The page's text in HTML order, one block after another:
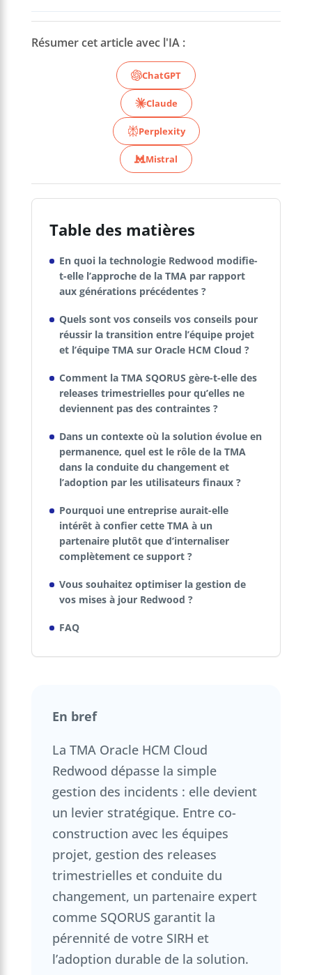
Résumer cet article avec l'IA :
ChatGPT
Claude
Perplexity
Mistral
Table des matières
En quoi la technologie Redwood modifie-
t-elle l’approche de la TMA par rapport
aux générations précédentes ?
Quels sont vos conseils vos conseils pour
réussir la transition entre l’équipe projet
et l’équipe TMA sur Oracle HCM Cloud ?
Comment la TMA SQORUS gère-t-elle des
releases trimestrielles pour qu’elles ne
deviennent pas des contraintes ?
Dans un contexte où la solution évolue en
permanence, quel est le rôle de la TMA
dans la conduite du changement et
l’adoption par les utilisateurs finaux ?
Pourquoi une entreprise aurait-elle
intérêt à confier cette TMA à un
partenaire plutôt que d’internaliser
complètement ce support ?
Vous souhaitez optimiser la gestion de
vos mises à jour Redwood ?
FAQ
En bref
La TMA Oracle HCM Cloud
Redwood dépasse la simple
gestion des incidents : elle devient
un levier stratégique. Entre co-
construction avec les équipes
projet, gestion des releases
trimestrielles et conduite du
changement, un partenaire expert
comme SQORUS garantit la
pérennité de votre SIRH et
l’adoption durable de la solution.